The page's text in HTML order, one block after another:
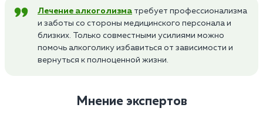
Лечение алкоголизма требует профессионализма
и заботы со стороны медицинского персонала и
близких. Только совместными усилиями можно
помочь алкоголику избавиться от зависимости и
вернуться к полноценной жизни.
Мнение экспертов